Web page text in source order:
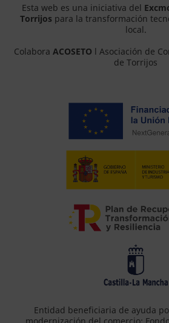
Esta web es una iniciativa del
Torrijos para la transformación
local.
Colabora ACOSETO l Asociación de
de Torrijos
Entidad beneficiaria de ayuda
modernización del comercio: